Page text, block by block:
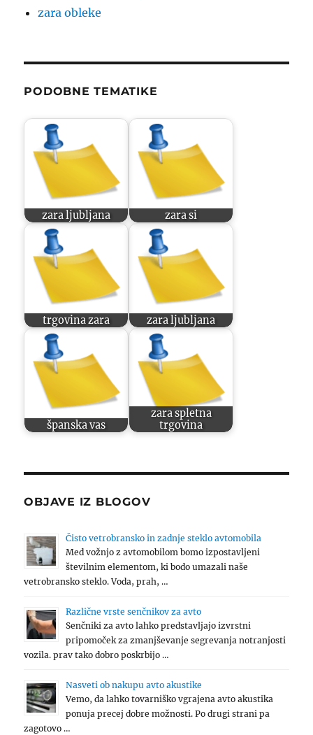
zara obleke
PODOBNE TEMATIKE
zara ljubljana zara si
trgovina zara zara ljubljana
španska vas
zara spletna
trgovina
OBJAVE IZ BLOGOV
Čisto vetrobransko in zadnje steklo avtomobila
Med vožnjo z avtomobilom bomo izpostavljeni
številnim elementom, ki bodo umazali naše
vetrobransko steklo. Voda, prah, …
Različne vrste senčnikov za avto
Senčniki za avto lahko predstavljajo izvrstni
pripomoček za zmanjševanje segrevanja notranjosti
vozila. prav tako dobro poskrbijo …
Nasveti ob nakupu avto akustike
Vemo, da lahko tovarniško vgrajena avto akustika
ponuja precej dobre možnosti. Po drugi strani pa
zagotovo …